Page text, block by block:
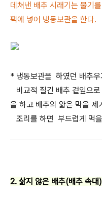
데쳐낸 배추 시래기는 물기
팩에 넣어 냉동보관을 한다.
* 냉동보관을 하였던 배추
비교적 질긴 배추 겉잎으
을 하고 배추의 얇은 막을 제
조리를 하면 부드럽게 먹
2. 삶지 않은 배추(배추 속대